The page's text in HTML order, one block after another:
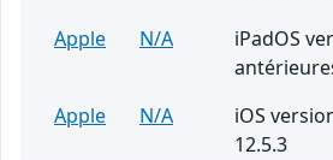
Apple
N/A
iPadOS
Apple
N/A
iOS
12.5.3